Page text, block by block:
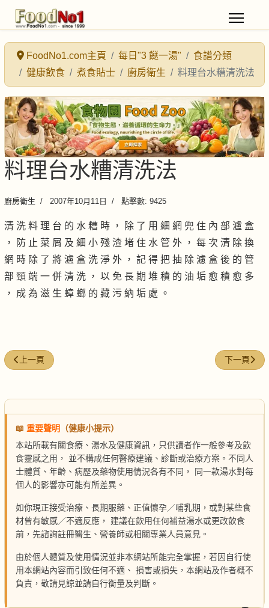
FoodNo1.com主頁 每日"3 餸一湯"
食譜分類
健康飲食
煮食貼士 廚房衛生 料理台水糟清洗法
料理台水糟清洗法
廚房衛生 2007年10月11日 點擊數: 9425
清 洗 料 理 台 的 水 糟 時 ， 除 了 用 細 網 兜 住 內 部 瀘 盒
， 防 止 菜 屑 及 細 小 殘 渣 堵 住 水 管 外 ， 每 次 清 除 換
網 時 除 了 將 瀘 盒 洗 淨 外 ， 記 得 把 抽 除 濾 盒 後 的 管
部 頸 端 一 併 清 洗 ， 以 免 長 期 堆 積 的 油 垢 愈 積 愈 多
， 成 為 滋 生 蟑 螂 的 藏 污 納 垢 處 。
上一篇文章: 熱水防油垢塞水管
上一頁 下一篇文章
下一頁
📖 重要聲明
（健康小提示）
本站所載有關食療、湯水及健康資訊，只供讀者作一般參考及飲
食靈感之用， 並不構成任何醫療建議、診斷或治療方案。不同人
士體質、年齡、病歷及藥物使用情況各有不同， 同一款湯水對每
個人的影響亦可能有所差異。
如你現正接受治療、長期服藥、正值懷孕／哺乳期，或對某些食
材曾有敏感／不適反應， 建議在飲用任何補益湯水或更改飲食
前，先諮詢註冊醫生、營養師或相關專業人員意見。
由於個人體質及使用情況並非本網站所能完全掌握，若因自行使
用本網站內容而引致任何不適、 損害或損失，本網站及作者概不
負責，敬請見諒並請自行衡量及判斷。